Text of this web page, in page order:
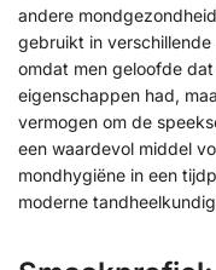
andere
gebruikt in
omdat men geloofde
eigenschappen had,
vermogen om de
een waardevol middel
mondhygiëne in een
moderne